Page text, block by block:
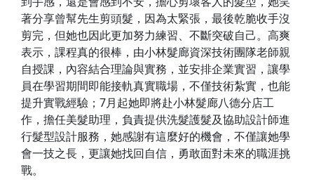
著分享曾幫先生剪頭髮，因為太緊張，最後乾脆收手沒
剪完，但她也因此更加努力練習、不斷突破自己。高爽
表示，課程真的很棒，由小林髮廊資深技術團隊老師親
自授課，內容結合理論與實務，並安排企業實習，讓學
員在學習期間即能接軌真實職場，不僅技術紮實，也能
提升實戰經驗；7月起她即將赴小林髮廊八德分店工
作，擔任美髮助理，負責提供洗髮護髮及協助設計師進
行髮型設計服務，她感謝有這麼好的機會，不僅讓她學
會一技之長，更讓她找回自信，勇敢面對未來的職涯挑
戰。